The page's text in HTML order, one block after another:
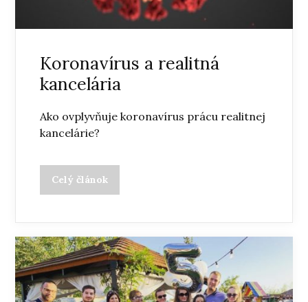
Koronavírus a realitná
kancelária
Ako ovplyvňuje koronavírus prácu realitnej
kancelárie?
Celý článok